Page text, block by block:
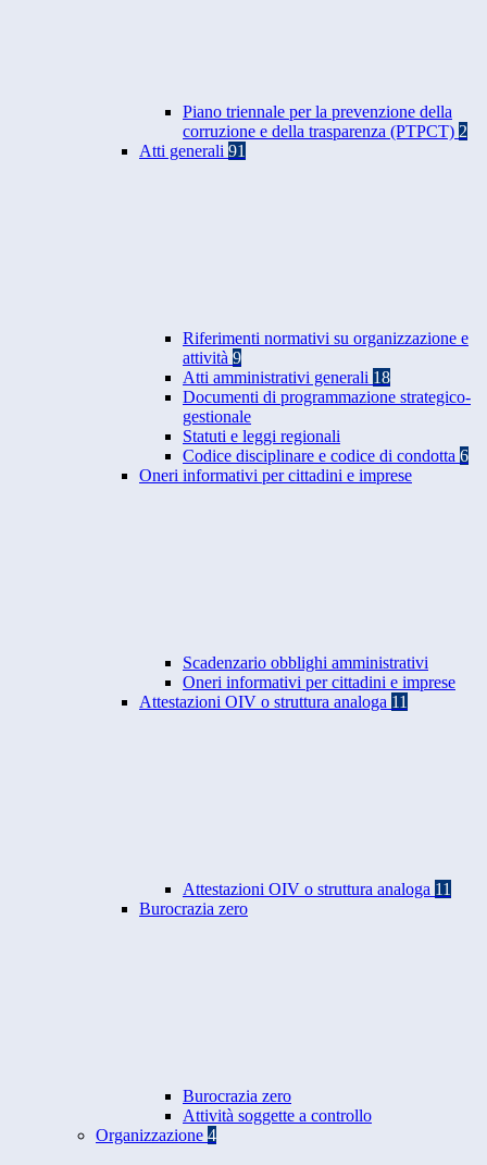
Piano triennale per la prevenzione della
corruzione e della trasparenza (PTPCT) 2
Atti generali 91
Riferimenti normativi su organizzazione e
attività 9
Atti amministrativi generali 18
Documenti di programmazione strategico-
gestionale
Statuti e leggi regionali
Codice disciplinare e codice di condotta 6
Oneri informativi per cittadini e imprese
Scadenzario obblighi amministrativi
Oneri informativi per cittadini e imprese
Attestazioni OIV o struttura analoga 11
Attestazioni OIV o struttura analoga 11
Burocrazia zero
Burocrazia zero
Attività soggette a controllo
Organizzazione 4